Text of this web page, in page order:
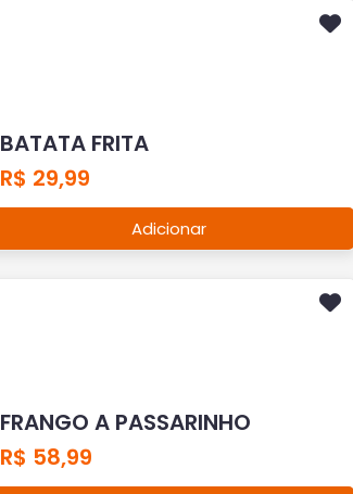
BATATA FRITA
R$ 29,99
Adicionar
FRANGO A PASSARINHO
R$ 58,99